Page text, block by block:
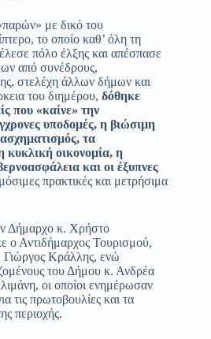
με δικό του
το οποίο καθ’ όλη τη
πόλο έλξης και απέσπασε
από συνέδρους,
στελέχη άλλων δήμων και
του διημέρου, δόθηκε
που «καίνε» την
υποδομές, η βιώσιμη
τα
κυκλική οικονομία, η
και οι έξυπνες
πρακτικές και μετρήσιμα
Δήμαρχο κ. Χρήστο
ο Αντιδήμαρχος Τουρισμού,
Γιώργος Κράλλης, ενώ
του Δήμου κ. Ανδρέα
οι οποίοι ενημέρωσαν
τις πρωτοβουλίες και τα
περιοχής.